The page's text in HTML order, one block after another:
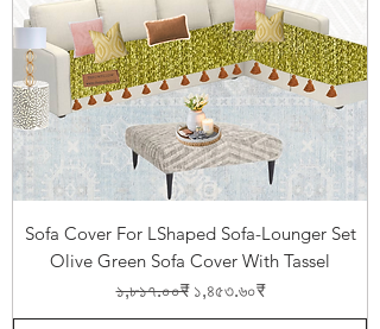
Sofa Cover For LShaped Sofa-Lounger Set
Olive Green Sofa Cover With Tassel
Regular Price
১,৮১৭.০০₹ Sale Price
১,৪৫৩.৬০₹